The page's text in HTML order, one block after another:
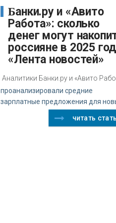
Банки.ру и «Авито
Работа»: сколько
денег могут
россияне в 2025
«Лента новостей»
Аналитики Банки.ру и «Авито
проанализировали средние
зарплатные предложения для
читать